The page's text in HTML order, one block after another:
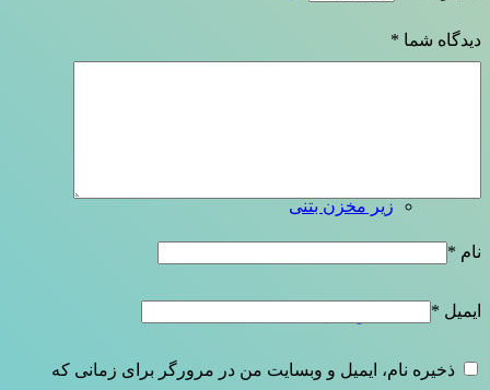
زیر مخزن بتنی
دیدگاه شما *
نام *
ایمیل *
ذخیره نام، ایمیل و وبسایت من در مرورگر برای زمانی که